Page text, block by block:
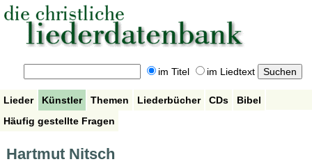
im Titel im Liedtext
Lieder Künstler Themen Liederbücher CDs
Bibel
Häufig gestellte Fragen
Hartmut Nitsch